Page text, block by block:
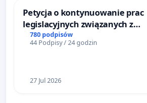
Petycja o kontynuowanie prac
legislacyjnych związanych z
reformą prawa rodzinnego
780 podpisów
44 Podpisy / 24 godzin
27 Jul 2026